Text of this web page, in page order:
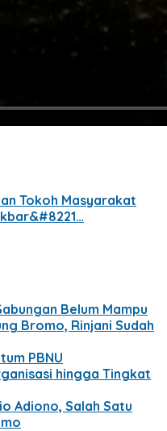
Tokoh Masyarakat
Belum Mampu
Bromo, Rinjani Sudah
PBNU
hingga Tingkat
Adiono, Salah Satu